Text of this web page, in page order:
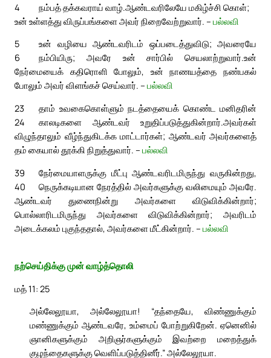
நம்பத் தக்கவராய் வாழ்.
4
ஆண்டவரிலேயே மகிழ்ச்சி கொள்;
உன் உள்ளத்து விருப்பங்களை அவர் நிறைவேற்றுவார். – பல்லவி
5
உன் வழியை ஆண்டவரிடம் ஒப்படைத்துவிடு; அவரையே
நம்பியிரு; அவரே உன் சார்பில் செயலாற்றுவார்.
6
உன்
நேர்மையைக் கதிரொளி போலும், உன் நாணயத்தை நண்பகல்
போலும் அவர் விளங்கச் செய்வார். – பல்லவி
23
தாம் உவகைகொள்ளும் நடத்தையைக் கொண்ட மனிதரின்
காலடிகளை ஆண்டவர் உறுதிப்படுத்துகின்றார்.
24
அவர்கள்
விழுந்தாலும் வீழ்ந்துகிடக்க மாட்டார்கள்; ஆண்டவர் அவர்களைத்
தம் கையால் தூக்கி நிறுத்துவார். – பல்லவி
39
நேர்மையாளருக்கு மீட்பு ஆண்டவரிடமிருந்து வருகின்றது,
நெருக்கடியான நேரத்தில் அவர்களுக்கு வலிமையும் அவரே.
40
ஆண்டவர் துணைநின்று அவர்களை விடுவிக்கின்றார்;
பொல்லாரிடமிருந்து அவர்களை விடுவிக்கின்றார்; அவரிடம்
அடைக்கலம் புகுந்ததால், அவர்களை மீட்கின்றார். – பல்லவி
நற்செய்திக்கு முன் வாழ்த்தொலி
மத் 11: 25
அல்லேலூயா, அல்லேலூயா! “தந்தையே, விண்ணுக்கும்
மண்ணுக்கும் ஆண்டவரே, உம்மைப் போற்றுகிறேன். ஏனெனில்
ஞானிகளுக்கும் அறிஞர்களுக்கும் இவற்றை மறைத்துக்
குழந்தைகளுக்கு வெளிப்படுத்தினீர்.” அல்லேலூயா.